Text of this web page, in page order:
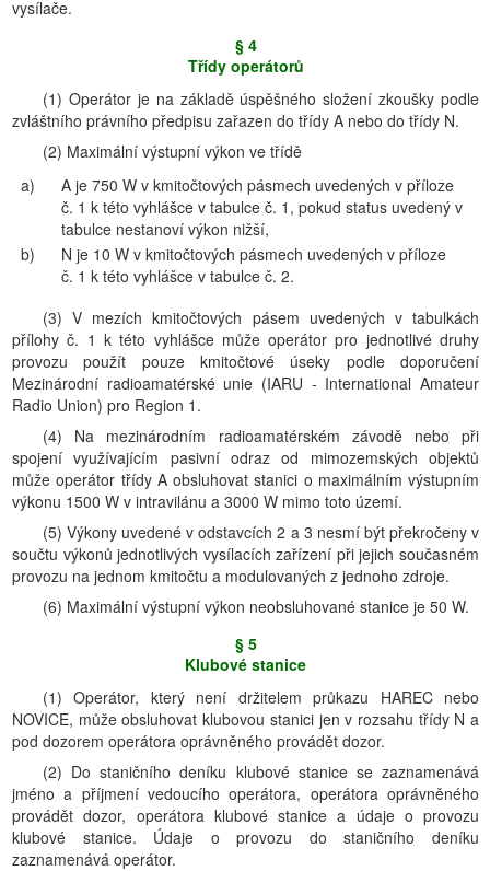
vysílače.
§ 4
Třídy operátorů
(1) Operátor je na základě úspěšného složení zkoušky podle
zvláštního právního předpisu zařazen do třídy A nebo do třídy N.
(2) Maximální výstupní výkon ve třídě
a)
A je 750 W v kmitočtových pásmech uvedených v příloze
č. 1 k této vyhlášce v tabulce č. 1, pokud status uvedený v
tabulce nestanoví výkon nižší,
b)
N je 10 W v kmitočtových pásmech uvedených v příloze
č. 1 k této vyhlášce v tabulce č. 2.
(3) V mezích kmitočtových pásem uvedených v tabulkách
přílohy č. 1 k této vyhlášce může operátor pro jednotlivé druhy
provozu použít pouze kmitočtové úseky podle doporučení
Mezinárodní radioamatérské unie (IARU - International Amateur
Radio Union) pro Region 1.
(4) Na mezinárodním radioamatérském závodě nebo při
spojení využívajícím pasivní odraz od mimozemských objektů
může operátor třídy A obsluhovat stanici o maximálním výstupním
výkonu 1500 W v intravilánu a 3000 W mimo toto území.
(5) Výkony uvedené v odstavcích 2 a 3 nesmí být překročeny v
součtu výkonů jednotlivých vysílacích zařízení při jejich současném
provozu na jednom kmitočtu a modulovaných z jednoho zdroje.
(6) Maximální výstupní výkon neobsluhované stanice je 50 W.
§ 5
Klubové stanice
(1) Operátor, který není držitelem průkazu HAREC nebo
NOVICE, může obsluhovat klubovou stanici jen v rozsahu třídy N a
pod dozorem operátora oprávněného provádět dozor.
(2) Do staničního deníku klubové stanice se zaznamenává
jméno a příjmení vedoucího operátora, operátora oprávněného
provádět dozor, operátora klubové stanice a údaje o provozu
klubové stanice. Údaje o provozu do staničního deníku
zaznamenává operátor.